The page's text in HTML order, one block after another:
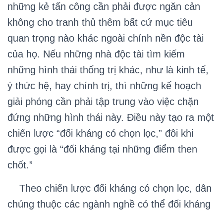
những kẻ tấn công cần phải được ngăn cản
không cho tranh thủ thêm bất cứ mục tiêu
quan trọng nào khác ngoài chính nền độc tài
của họ. Nếu những nhà độc tài tìm kiếm
những hình thái thống trị khác, như là kinh tế,
ý thức hệ, hay chính trị, thì những kế hoạch
giải phóng cần phải tập trung vào việc chặn
đứng những hình thái này. Điều này tạo ra một
chiến lược “đối kháng có chọn lọc,” đôi khi
được gọi là “đối kháng tại những điểm then
chốt.”
Theo chiến lược đối kháng có chọn lọc, dân
chúng thuộc các ngành nghề có thể đối kháng